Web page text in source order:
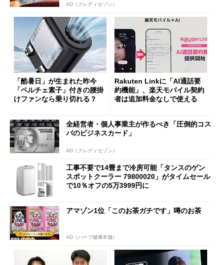
AD（クレディセゾン）
「酷暑日」が生まれた昨今
「ペルチェ素子」付きの腰掛
けファンなら乗り切れる？
Rakuten Linkに「AI通話要
約機能」、楽天モバイル契約
者は追加料金なしで使える
全経営者・個人事業主が作るべき「圧倒的コス
パのビジネスカード」
AD（クレディセゾン）
工事不要で14畳まで冷房可能「タンスのゲン
スポットクーラー 79800020」がタイムセール
で10％オフの5万3999円に
アマゾン1位「このお茶ガチです」噂のお茶
AD（ハーブ健康本舗）